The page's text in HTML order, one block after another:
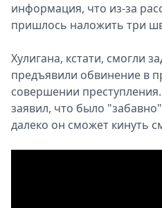
информация, что из-за
пришлось наложить три
Хулигана, кстати, смогли
предъявили обвинение в
совершении
заявил, что было
далеко он сможет кинуть